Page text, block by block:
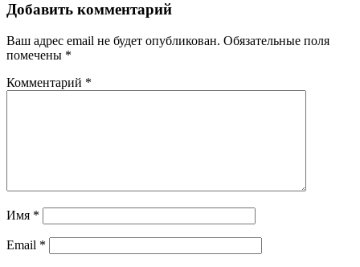
Добавить комментарий
Ваш адрес email не будет опубликован. Обязательные поля
помечены *
Комментарий *
Имя *
Email *